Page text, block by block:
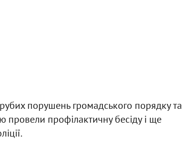
порушень громадського порядку та
профілактичну бесіду і ще